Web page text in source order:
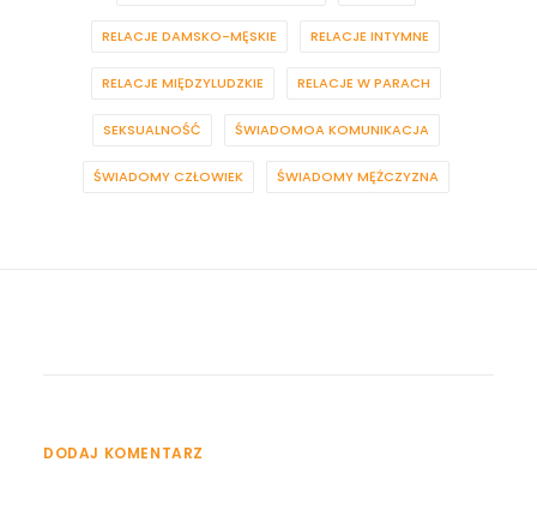
RELACJE DAMSKO-MĘSKIE RELACJE INTYMNE
RELACJE MIĘDZYLUDZKIE RELACJE W PARACH
SEKSUALNOŚĆ ŚWIADOMOA KOMUNIKACJA
ŚWIADOMY CZŁOWIEK ŚWIADOMY MĘŻCZYZNA
DODAJ KOMENTARZ